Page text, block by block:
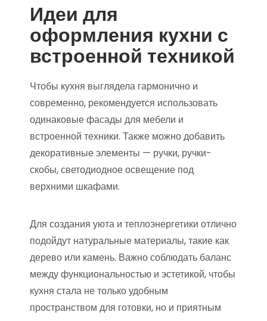
Идеи для
оформления кухни с
встроенной техникой
Чтобы кухня выглядела гармонично и
современно, рекомендуется использовать
одинаковые фасады для мебели и
встроенной техники. Также можно добавить
декоративные элементы — ручки, ручки-
скобы, светодиодное освещение под
верхними шкафами.
Для создания уюта и теплоэнергетики отлично
подойдут натуральные материалы, такие как
дерево или камень. Важно соблюдать баланс
между функциональностью и эстетикой, чтобы
кухня стала не только удобным
пространством для готовки, но и приятным